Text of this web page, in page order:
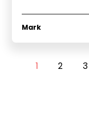
Mark
1 2 3